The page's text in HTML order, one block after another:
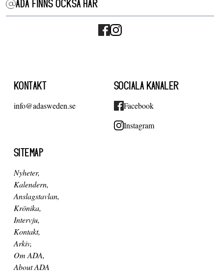
ADA FINNS OCKSÅ HÄR
KONTAKT
info@adasweden.se
SOCIALA KANALER
Facebook
Instagram
SITEMAP
Nyheter
Kalendern
Anslagstavlan
Krönika
Intervju
Kontakt
Arkiv
Om ADA
About ADA